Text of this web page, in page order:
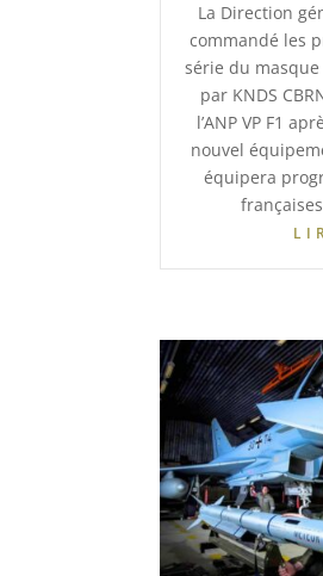
La Direction
commandé les
série du masque
par KNDS
l’ANP VP F1
nouvel
équipera